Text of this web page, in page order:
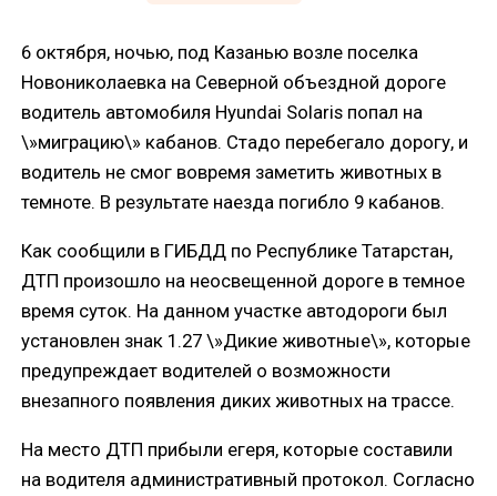
6 октября, ночью, под Казанью возле поселка
Новониколаевка на Северной объездной дороге
водитель автомобиля Hyundai Solaris попал на
\»миграцию\» кабанов. Стадо перебегало дорогу, и
водитель не смог вовремя заметить животных в
темноте. В результате наезда погибло 9 кабанов.
Как сообщили в ГИБДД по Республике Татарстан,
ДТП произошло на неосвещенной дороге в темное
время суток. На данном участке автодороги был
установлен знак 1.27 \»Дикие животные\», которые
предупреждает водителей о возможности
внезапного появления диких животных на трассе.
На место ДТП прибыли егеря, которые составили
на водителя административный протокол. Согласно